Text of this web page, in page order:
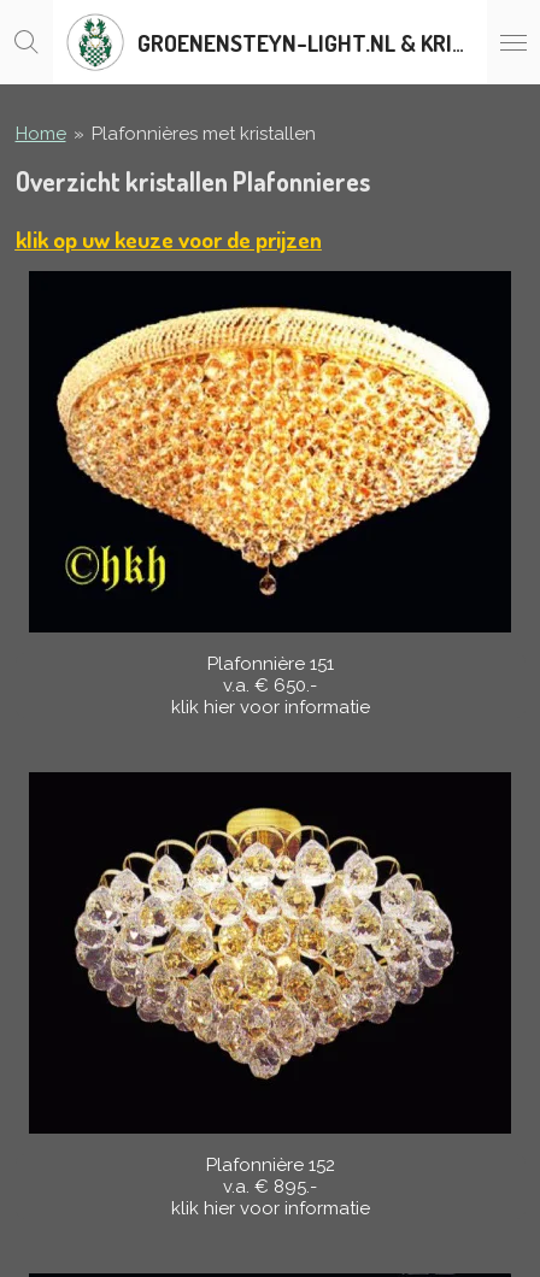
direct
hoofdinhoud
GROENENSTEYN-LIGHT.NL & KRISTALLENLUSTERS.BE
Home » Plafonnières met kristallen
Overzicht kristallen Plafonnieres
klik op uw keuze voor de prijzen
Plafonnière 151
v.a. € 650.-
klik hier voor informatie
Plafonnière 152
v.a. € 895.-
klik hier voor informatie